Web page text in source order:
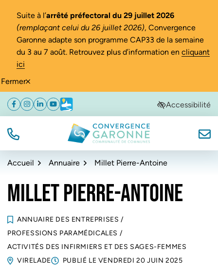
Fermer
Suite à l’arrêté préfectoral du 29 juillet 2026
(remplaçant celui du 26 juillet 2026), Convergence
Garonne adapte son programme CAP33 de la semaine
du 3 au 7 août. Retrouvez plus d’information en cliquant
ici
Aller
navigation
Aller
au
Aller
au
de
Facebook
(ouverture dans un nouvel onglet)
Instagram
(ouverture dans un nouvel onglet)
Linkedin
(ouverture dans un nouvel onglet)
YouTube
(ouverture dans un nouvel onglet)
Météo
(ouverture dans un nouvel onglet)Accessibilité
TÉL. Convergence Garonne
Accueil Annuaire Millet Pierre-Antoine
MILLET PIERRE-ANTOINE
ANNUAIRE DES ENTREPRISES /
PROFESSIONS PARAMÉDICALES /
ACTIVITÉS DES INFIRMIERS ET DES SAGES-FEMMES
VIRELADE
PUBLIÉ LE VENDREDI 20 JUIN 2025